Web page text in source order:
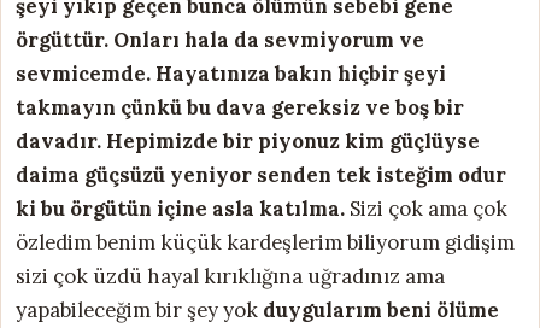
şeyi yıkıp geçen bunca ölümün sebebi gene
örgüttür. Onları hala da sevmiyorum ve
sevmicemde. Hayatınıza bakın hiçbir şeyi
takmayın çünkü bu dava gereksiz ve boş bir
davadır. Hepimizde bir piyonuz kim güçlüyse
daima güçsüzü yeniyor senden tek isteğim odur
ki bu örgütün içine asla katılma. Sizi çok ama çok
özledim benim küçük kardeşlerim biliyorum gidişim
sizi çok üzdü hayal kırıklığına uğradınız ama
yapabileceğim bir şey yok duygularım beni ölüme